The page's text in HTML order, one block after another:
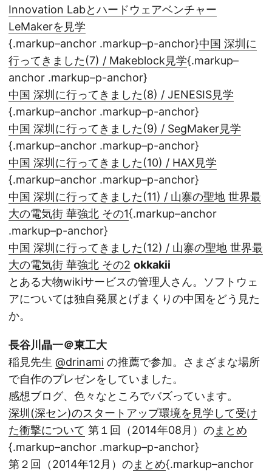
Innovation Labとハードウェアベンチャー
LeMakerを見学
{.markup–anchor .markup–p-anchor}中国 深圳に
行ってきました(7) / Makeblock見学{.markup–
anchor .markup–p-anchor}
中国 深圳に行ってきました(8) / JENESIS見学
{.markup–anchor .markup–p-anchor}
中国 深圳に行ってきました(9) / SegMaker見学
{.markup–anchor .markup–p-anchor}
中国 深圳に行ってきました(10) / HAX見学
{.markup–anchor .markup–p-anchor}
中国 深圳に行ってきました(11) / 山寨の聖地 世界最
大の電気街 華強北 その1{.markup–anchor
.markup–p-anchor}
中国 深圳に行ってきました(12) / 山寨の聖地 世界最
大の電気街 華強北 その2 okkakii
とある大物wikiサービスの管理人さん。ソフトウェ
アについては独自発展とげまくりの中国をどう見た
か。
長谷川晶一＠東工大
稲見先生 @drinami の推薦で参加。さまざまな場所
で自作のプレゼンをしていました。
感想ブログ、色々なところでバズっています。
深圳(深セン)のスタートアップ環境を見学して受け
た衝撃について 第１回（2014年08月）のまとめ
{.markup–anchor .markup–p-anchor}
第２回（2014年12月）のまとめ{.markup–anchor